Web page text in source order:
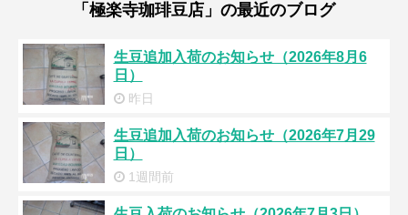
「極楽寺珈琲豆店」の最近のブログ
生豆追加入荷のお知らせ（2026年8月6
日）
昨日
生豆追加入荷のお知らせ（2026年7月29
日）
1週間前